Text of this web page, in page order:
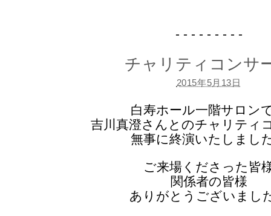
- - - - - - - - -
チャリティコンサ
2015年5月13日
白寿ホール一階サロン
吉川真澄さんとのチャリティ
無事に終演いたしまし
ご来場くださった皆
関係者の皆様
ありがとうございまし